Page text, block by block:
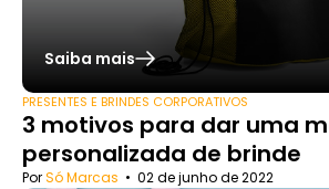
Saiba mais
PRESENTES E BRINDES CORPORATIVOS
3 motivos para dar uma
personalizada de brinde
PorSó Marcas • 02 de junho de 2022